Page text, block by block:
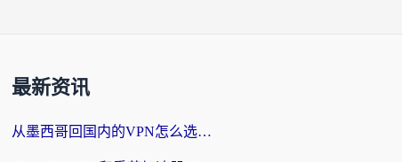
最新资讯
从墨西哥回国内的VPN怎么选？3步教你无缝刷剧、玩国服游戏